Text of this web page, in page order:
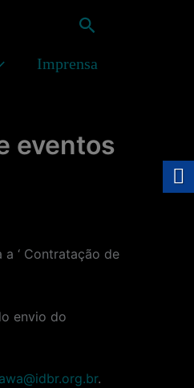
Pesquisar
Imprensa
eventos
a ‘ Contratação de
envio do
.